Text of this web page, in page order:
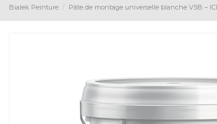
Bialek Peinture Pâte de montage universelle blanche V5B –